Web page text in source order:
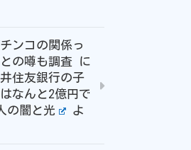
ンコの関係っ
の噂も調査 に
住友銀行の子
なんと2億円で
の闇と光
よ